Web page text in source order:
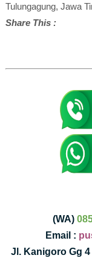
Tulungagung, Jawa
Share This :
(WA)
Email :
Jl. Kanigoro Gg